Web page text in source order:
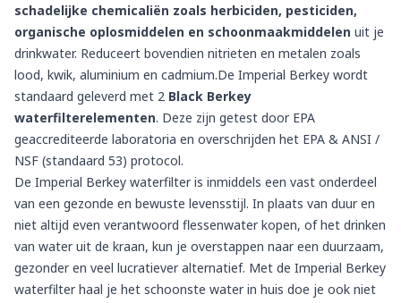
schadelijke chemicaliën zoals herbiciden, pesticiden,
organische oplosmiddelen en schoonmaakmiddelen uit je
drinkwater. Reduceert bovendien nitrieten en metalen zoals
lood, kwik, aluminium en cadmium.De Imperial Berkey wordt
standaard geleverd met 2 Black Berkey
waterfilterelementen. Deze zijn getest door EPA
geaccrediteerde laboratoria en overschrijden het EPA & ANSI /
NSF (standaard 53) protocol.
De Imperial Berkey waterfilter is inmiddels een vast onderdeel
van een gezonde en bewuste levensstijl. In plaats van duur en
niet altijd even verantwoord flessenwater kopen, of het drinken
van water uit de kraan, kun je overstappen naar een duurzaam,
gezonder en veel lucratiever alternatief. Met de Imperial Berkey
waterfilter haal je het schoonste water in huis doe je ook niet